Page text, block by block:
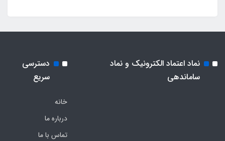
نماد اعتماد الکترونیک و نماد
ساماندهی
دسترسی
سریع
خانه
درباره ما
تماس با ما